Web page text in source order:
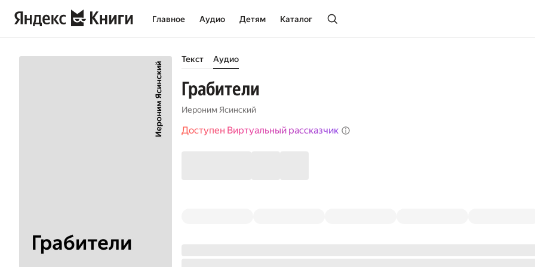
Главное Аудио Детям Каталог
Текст Аудио
Грабители
Иероним Ясинский
Доступен Виртуальный рассказчик